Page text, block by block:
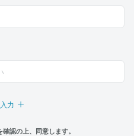
力
確認の上、同意します。